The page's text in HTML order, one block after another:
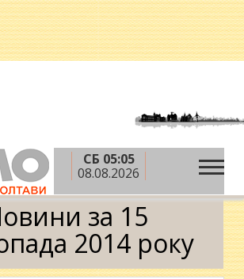
СБ 05:05
08.08.2026
рік » листопад »
15 листопада
за 15
2014 року